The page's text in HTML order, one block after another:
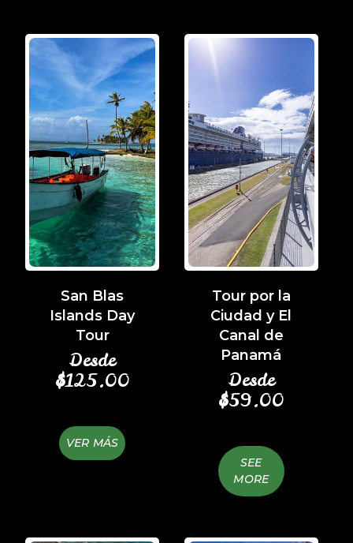
San Blas
Islands Day
Tour
Desde
$125.00
VER MÁS
Tour por la
Ciudad y El
Canal de
Panamá
Desde
$59.00
SEE
MORE